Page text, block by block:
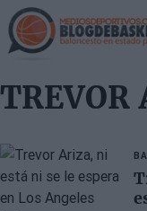
Skip
to
main
TREVOR